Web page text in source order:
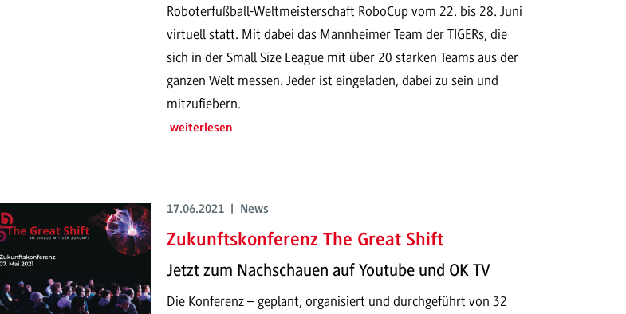
Roboterfußball-Weltmeisterschaft RoboCup vom 22. bis 28. Juni
virtuell statt. Mit dabei das Mannheimer Team der TIGERs, die
sich in der Small Size League mit über 20 starken Teams aus der
ganzen Welt messen. Jeder ist eingeladen, dabei zu sein und
mitzufiebern.
weiterlesen
17.06.2021 | News
Zukunftskonferenz The Great Shift
Jetzt zum Nachschauen auf Youtube und OK TV
Die Konferenz – geplant, organisiert und durchgeführt von 32